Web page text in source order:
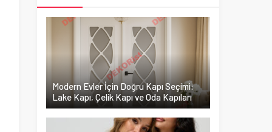
Modern Evler İçin Doğru Kapı Seçimi:
Lake Kapı, Çelik Kapı ve Oda Kapıları